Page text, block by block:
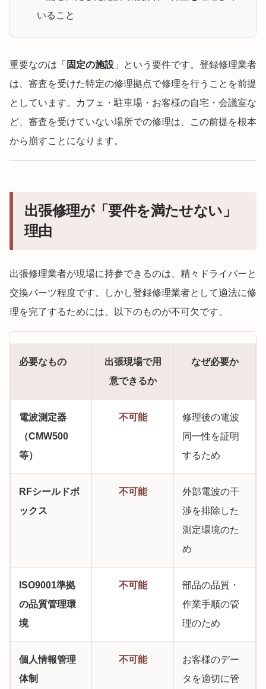
いること
重要なのは「 固定の施設 」という要件です。登録修理業者
は、審査を受けた特定の修理拠点で修理を行うことを前提
としています。カフェ・駐車場・お客様の自宅・会議室な
ど、審査を受けていない場所での修理は、この前提を根本
から崩すことになります。
出張修理が「要件を満たせない」
理由
出張修理業者が現場に持参できるのは、精々ドライバーと
交換パーツ程度です。しかし登録修理業者として適法に修
理を完了するためには、以下のものが不可欠です。
必要なもの
出張現場で用
意できるか
なぜ必要か
電波測定器
（CMW500
等）
不可能
修理後の電波
同一性を証明
するため
RFシールドボ
ックス
不可能
外部電波の干
渉を排除した
測定環境のた
め
ISO9001準拠
の品質管理環
境
不可能
部品の品質・
作業手順の管
理のため
個人情報管理
体制
不可能
お客様のデー
タを適切に管